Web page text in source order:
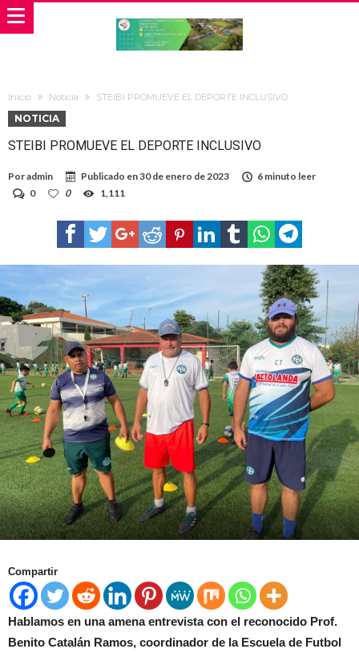
Inicio Noticia STEIBI PROMUEVE EL DEPORTE INCLUSIVO
NOTICIA
STEIBI PROMUEVE EL DEPORTE INCLUSIVO
Poradmin Publicado en30 de enero de 2023
6 minuto leer
0
0 1,111
Compartir
Hablamos en una amena entrevista con el reconocido Prof.
Benito Catalán Ramos, coordinador de la Escuela de Futbol